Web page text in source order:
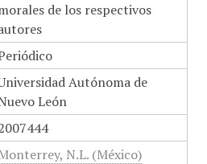
de los respectivos
Autónoma de
León
N.L. (México)